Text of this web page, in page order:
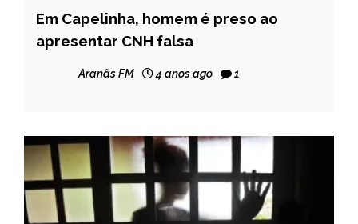
CAPELINHA
NOTÍCIAS
Em Capelinha, homem é preso ao
apresentar CNH falsa
Aranãs FM 4 anos ago 1